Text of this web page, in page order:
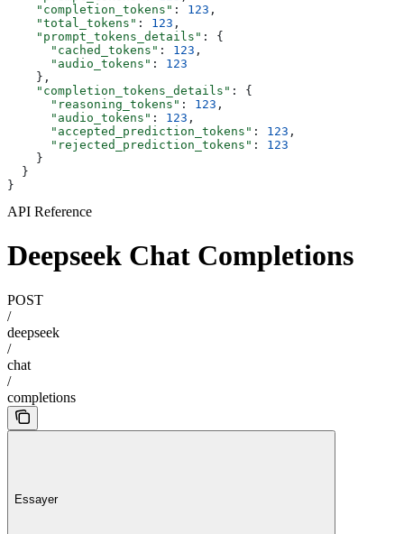
    "completion_tokens"
: 123 ,
    "total_tokens"
: 123 ,
    "prompt_tokens_details"
: {
      "cached_tokens"
: 123 ,
      "audio_tokens"
: 123
    },
    "completion_tokens_details"
: {
      "reasoning_tokens"
: 123 ,
      "audio_tokens"
: 123 ,
      "accepted_prediction_tokens"
: 123 ,
      "rejected_prediction_tokens"
: 123
    }
  }
}
API Reference
Deepseek Chat Completions
POST
/
deepseek
/
chat
/
completions
Essayer